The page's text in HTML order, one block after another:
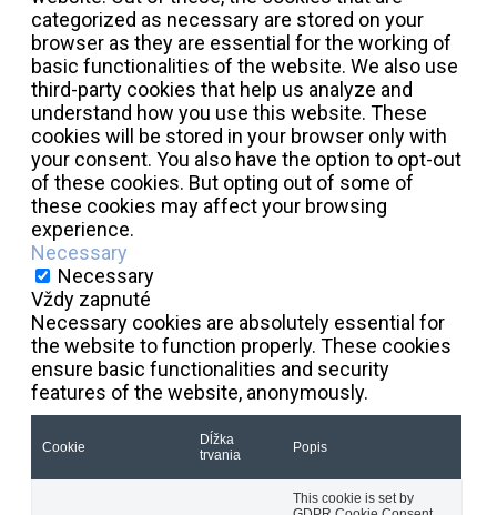
categorized as necessary are stored on your
browser as they are essential for the working of
basic functionalities of the website. We also use
third-party cookies that help us analyze and
understand how you use this website. These
cookies will be stored in your browser only with
your consent. You also have the option to opt-out
of these cookies. But opting out of some of
these cookies may affect your browsing
experience.
Necessary
Necessary
Vždy zapnuté
Necessary cookies are absolutely essential for
the website to function properly. These cookies
ensure basic functionalities and security
features of the website, anonymously.
Cookie
Dĺžka
trvania
Popis
This cookie is set by